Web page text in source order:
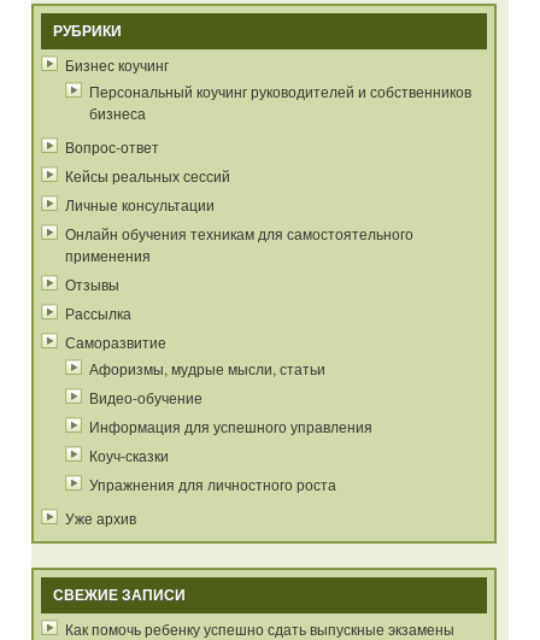
РУБРИКИ
Бизнес коучинг
Персональный коучинг руководителей и собственников
бизнеса
Вопрос-ответ
Кейсы реальных сессий
Личные консультации
Онлайн обучения техникам для самостоятельного
применения
Отзывы
Рассылка
Саморазвитие
Афоризмы, мудрые мысли, статьи
Видео-обучение
Информация для успешного управления
Коуч-сказки
Упражнения для личностного роста
Уже архив
СВЕЖИЕ ЗАПИСИ
Как помочь ребенку успешно сдать выпускные экзамены